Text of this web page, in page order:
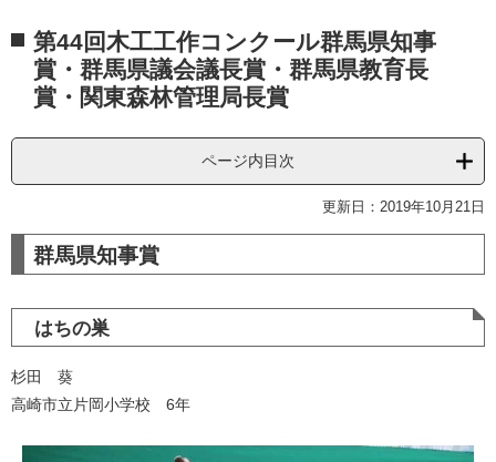
文 第44回木工工作コンクール群馬県知事
賞・群馬県議会議長賞・群馬県教育長
賞・関東森林管理局長賞
ページ内目次
更新日：2019年10月21日
群馬県知事賞
はちの巣
杉田 葵
高崎市立片岡小学校 6年